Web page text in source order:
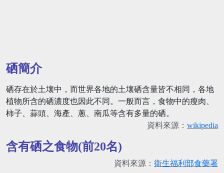
硒簡介
硒存在於土壤中，而世界各地的土壤硒含量皆不相同，各地
植物所含的硒濃度也因此不同。一般而言，食物中的瘦肉、
柿子、蒜頭、海產、蔥、南瓜等含有多量的硒。
資料來源： wikipedia
含有硒之食物(前20名)
資料來源： 衛生福利部食藥署